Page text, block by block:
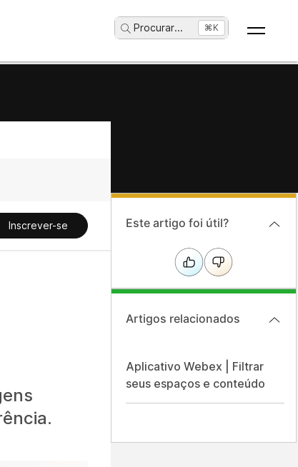
Procurar... ⌘K
Inscrever-se Este artigo foi útil?
Artigos relacionados
Aplicativo Webex | Filtrar
seus espaços e conteúdo